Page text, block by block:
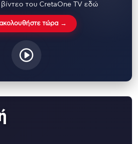
του CretaOne TV εδώ
τώρα →